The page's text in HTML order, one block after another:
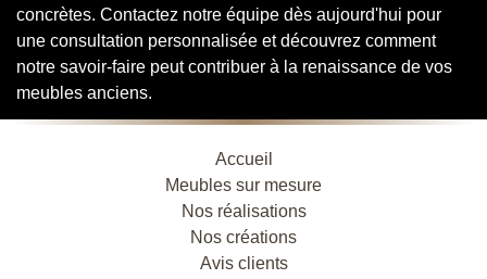
concrètes. Contactez notre équipe dès aujourd'hui pour
une consultation personnalisée et découvrez comment
notre savoir-faire peut contribuer à la renaissance de vos
meubles anciens.
Accueil
Meubles sur mesure
Nos réalisations
Nos créations
Avis clients